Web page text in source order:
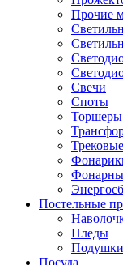
Прочие
Свечи
Споты
Торшеры
Постельные
Пледы
Подушки
Посуда